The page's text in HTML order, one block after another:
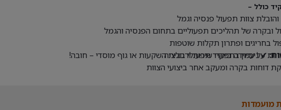
כולל –
והובלת צוות תפעול פנסיה וגמל
ובקרה של תהליכים תפעוליים בתחום הפנסיה והגמל
בחריגים ופתרון תקלות שוטפות
על עמידה ביעדי שירות ורגולציה
דוחות בקרה ומעקב אחר ביצועי הצוות
✔ ניסיון בתפקיד תפעולי בבית השקעות או גוף מוסדי – חובה!
מועמדות